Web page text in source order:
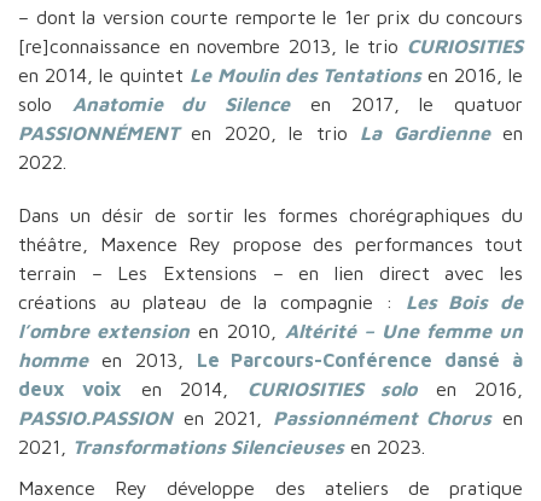
– dont la version courte remporte le 1er prix du concours
[re]connaissance en novembre 2013, le trio CURIOSITIES
en 2014, le quintet Le Moulin des Tentationsen 2016, le
solo Anatomie du Silenceen 2017, le quatuor
PASSIONNÉMENTen 2020, le trio La Gardienneen
2022.
Dans un désir de sortir les formes chorégraphiques du
théâtre, Maxence Rey propose des performances tout
terrain – Les Extensions – en lien direct avec les
créations au plateau de la compagnie : Les Bois de
l’ombre extension en 2010, Altérité – Une femme un
hommeen 2013, Le Parcours-Conférence dansé à
deux voix en 2014, CURIOSITIES soloen 2016,
PASSIO.PASSIONen 2021, Passionnément Chorusen
2021,
Transformations Silencieusesen 2023.
Maxence Rey développe des ateliers de pratique